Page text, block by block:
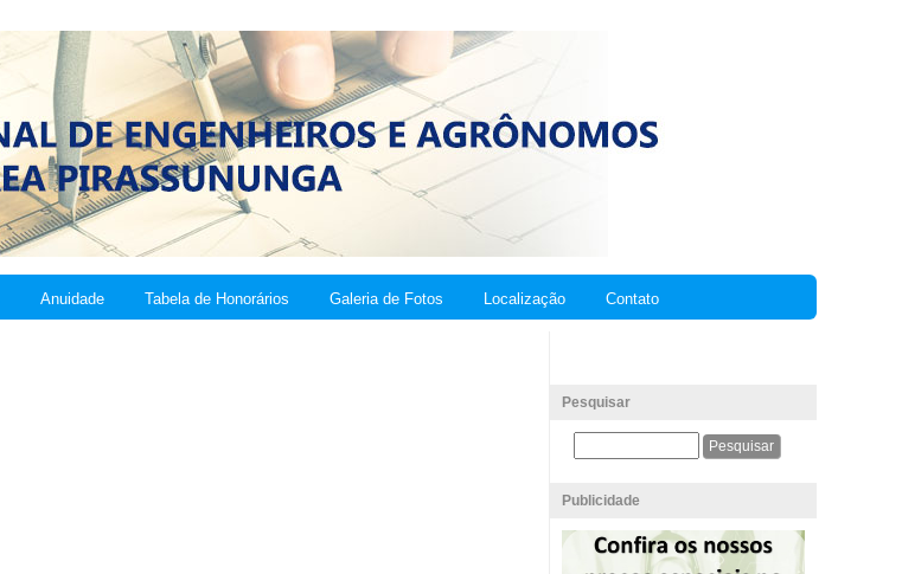
Anuidade Tabela de Honorários Galeria de Fotos Localização Contato
Pesquisar
Publicidade